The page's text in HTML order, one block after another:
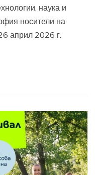
наука и
носители на
април 2026 г.